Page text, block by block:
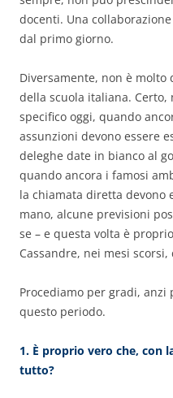
docenti. Una
dal primo giorno.
Diversamente, non è
della scuola italiana.
specifico oggi, quando
assunzioni devono essere
deleghe date in bianco al
quando ancora i famosi
la chiamata diretta devono
mano, alcune previsioni
se – e questa volta è
Cassandre, nei mesi
Procediamo per gradi, anzi
questo periodo.
1. È proprio vero che, con
tutto?